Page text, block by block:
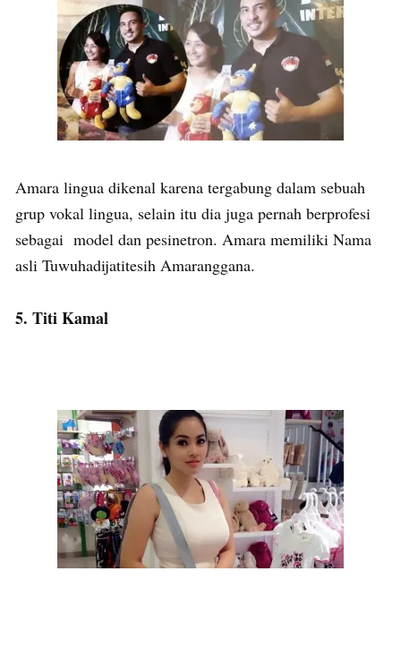
Amara lingua dikenal karena tergabung dalam sebuah
grup vokal lingua, selain itu dia juga pernah berprofesi
sebagai model dan pesinetron. Amara memiliki Nama
asli Tuwuhadijatitesih Amaranggana.
5. Titi Kamal